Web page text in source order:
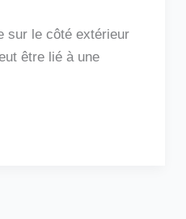
sur le côté extérieur
être lié à une